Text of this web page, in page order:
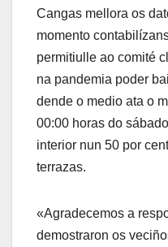
Cangas mellora os
momento
permitiulle ao comité
na pandemia poder
dende o medio ata o
00:00 horas do
interior nun 50 por
terrazas.
«Agradecemos a
demostraron os